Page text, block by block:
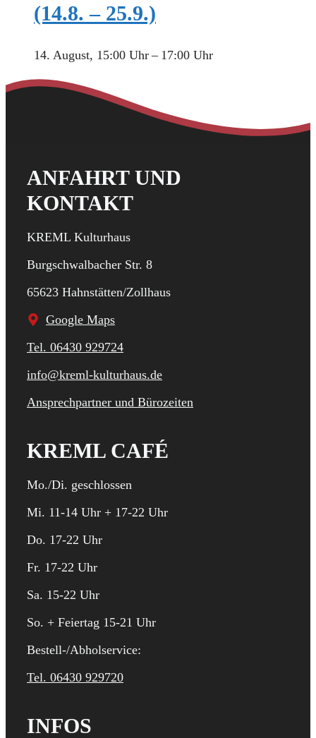
(14.8. – 25.9.)
14. August, 15:00 Uhr– 17:00 Uhr
ANFAHRT UND
KONTAKT
KREML Kulturhaus
Burgschwalbacher Str. 8
65623 Hahnstätten/Zollhaus
Google Maps
Tel. 06430 929724
info@kreml-kulturhaus.de
Ansprechpartner und Bürozeiten
KREML CAFÉ
Mo./Di. geschlossen
Mi. 11-14 Uhr + 17-22 Uhr
Do. 17-22 Uhr
Fr. 17-22 Uhr
Sa. 15-22 Uhr
So. + Feiertag 15-21 Uhr
Bestell-/Abholservice:
Tel. 06430 929720
INFOS